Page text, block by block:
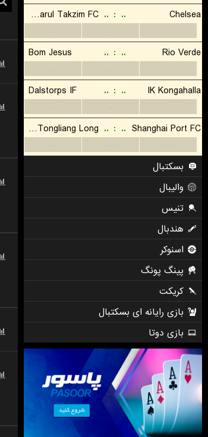
Johor Darul Takzim FC .. : .. Chelsea
Bom Jesus .. : .. Rio Verde
Dalstorps IF .. : .. IK Kongahalla
Chongqing Tongliang Long .. : .. Shanghai Port FC
بسکتبال
والیبال
تنیس
هندبال
اسنوکر
پینگ پونگ
کریکت
بازی رایانه ای بسکتبال
بازی دوتا